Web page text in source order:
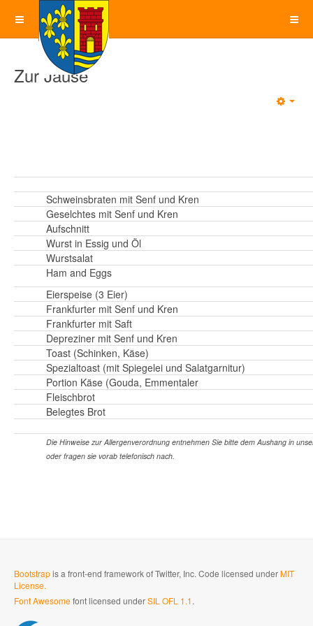
Zur Jause
Schweinsbraten mit Senf und Kren
Geselchtes mit Senf und Kren
Aufschnitt
Wurst in Essig und Öl
Wurstsalat
Ham and Eggs
Eierspeise (3 Eier)
Frankfurter mit Senf und Kren
Frankfurter mit Saft
Depreziner mit Senf und Kren
Toast (Schinken, Käse)
Spezialtoast (mit Spiegelei und Salatgarnitur)
Portion Käse (Gouda, Emmentaler
Fleischbrot
Belegtes Brot
Die Hinweise zur Allergenverordnung entnehmen Sie bitte dem Aushang in
oder fragen sie vorab telefonisch nach.
Bootstrapis a front-end framework of Twitter, Inc. Code licensed underMIT
License.
Font Awesomefont licensed underSIL OFL 1.1.